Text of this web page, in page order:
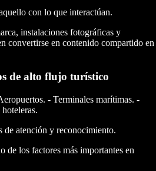
con lo que interactúan.
instalaciones fotográficas y
convertirse en contenido compartido en
de alto flujo turístico
- Terminales marítimas. -
de atención y reconocimiento.
de los factores más importantes en